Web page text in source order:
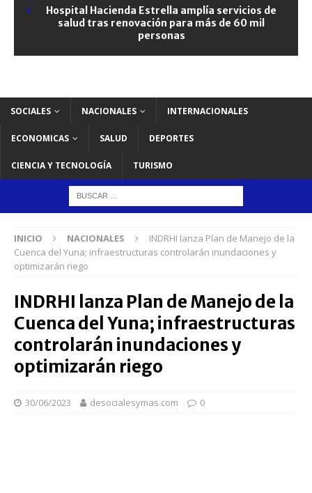
Hospital Hacienda Estrella amplía servicios de
salud tras renovación para más de 60 mil
personas
SOCIALES NACIONALES INTERNACIONALES
ECONOMICAS SALUD DEPORTES
CIENCIA Y TECNOLOGÍA TURISMO
INICIO NACIONALES
INDRHI lanza Plan de Manejo de la
Cuenca del Yuna; infraestructuras controlarán inundaciones y
optimizarán riego
INDRHI lanza Plan de Manejo de la
Cuenca del Yuna; infraestructuras
controlarán inundaciones y
optimizarán riego
30/06/2023 desocialesymas.com 0